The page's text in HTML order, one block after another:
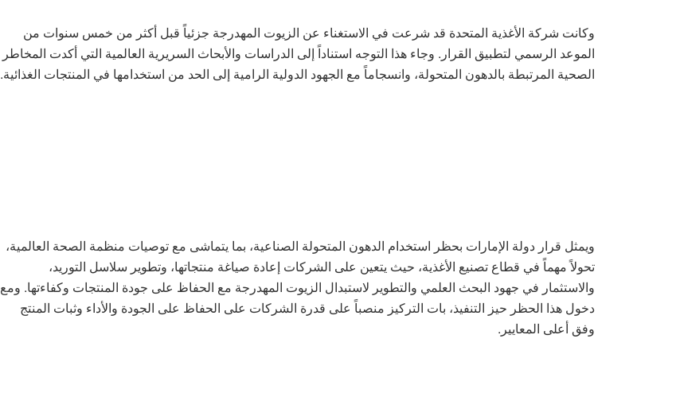
وكانت شركة الأغذية المتحدة قد شرعت في الاستغناء عن الزيوت المهدرجة جزئياً قبل أكثر من خمس سنوات من
الموعد الرسمي لتطبيق القرار. وجاء هذا التوجه استناداً إلى الدراسات والأبحاث السريرية العالمية التي أكدت المخاطر
الصحية المرتبطة بالدهون المتحولة، وانسجاماً مع الجهود الدولية الرامية إلى الحد من استخدامها في المنتجات الغذائية.
ويمثل قرار دولة الإمارات بحظر استخدام الدهون المتحولة الصناعية، بما يتماشى مع توصيات منظمة الصحة العالمية،
تحولاً مهماً في قطاع تصنيع الأغذية، حيث يتعين على الشركات إعادة صياغة منتجاتها، وتطوير سلاسل التوريد،
والاستثمار في جهود البحث العلمي والتطوير لاستبدال الزيوت المهدرجة مع الحفاظ على جودة المنتجات وكفاءتها. ومع
دخول هذا الحظر حيز التنفيذ، بات التركيز منصباً على قدرة الشركات على الحفاظ على الجودة والأداء وثبات المنتج
وفق أعلى المعايير.